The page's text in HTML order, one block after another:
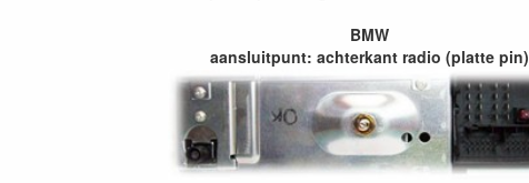
BMW
aansluitpunt: achterkant radio (platte pin)